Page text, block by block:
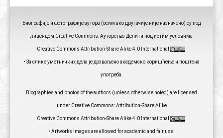
Биографије и фотографије аутора (осим ако другачије није назначено) су под
лиценцом Creative Commons: Ауторство-Делити под истим условима
Creative Commons Attribution-Share Alike 4.0 International
• За слике уметничких дела је дозвољено академско коришћење и поштена
употреба.
Biographies and photos of the authors (unless otherwise noted) are licensed
under Creative Commons: Attribution-Share Alike
Creative Commons Attribution-Share Alike 4.0 International
• Artworks images are allowed for academic and fair use.